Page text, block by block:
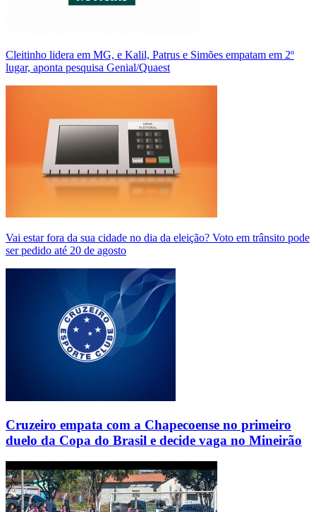
Cleitinho lidera em MG, e Kalil, Patrus e Simões empatam em 2º
lugar, aponta pesquisa Genial/Quaest
Vai estar fora da sua cidade no dia da eleição? Voto em trânsito pode
ser pedido até 20 de agosto
Cruzeiro empata com a Chapecoense no primeiro
duelo da Copa do Brasil e decide vaga no Mineirão